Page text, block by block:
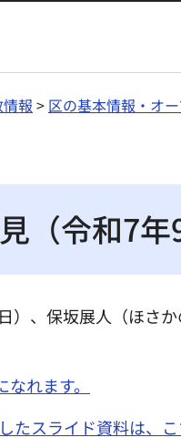
報 > 区の基本情報・オ
（令和7年
）、保坂展人（ほさ
れます。
たスライド資料は、こ